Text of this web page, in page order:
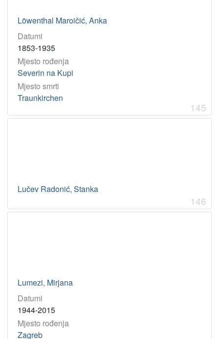
Löwenthal Maroičić, Anka
Datumi
1853-1935
Mjesto rođenja
Severin na Kupi
Mjesto smrti
Traunkirchen
145
Lučev Radonić, Stanka
146
Lumezi, Mirjana
Datumi
1944-2015
Mjesto rođenja
Zagreb